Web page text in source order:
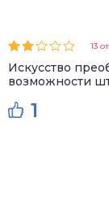
13
Искусство
возможности
1